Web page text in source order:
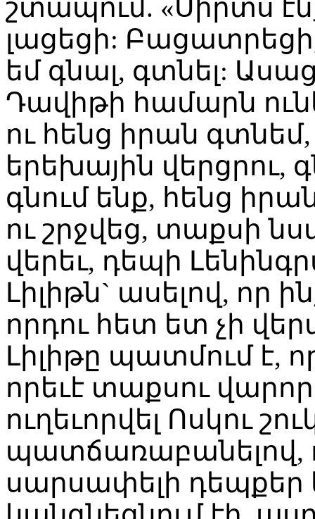
շտապում. «Սիրտս
լացեցի:
եմ գնալ, գտնել:
Դավիթի համարն
ու հենց իրան
երեխային վերցրու,
գնում ենք, հենց
ու շրջվեց, տաքսի
վերեւ, դեպի
Լիլիթն` ասելով, որ
որդու հետ ետ չի
Լիլիթը պատմում է,
որեւէ տաքսու
ուղեւորվել Ոսկու
պատճառաբանելով,
սարսափելի դեպքեր